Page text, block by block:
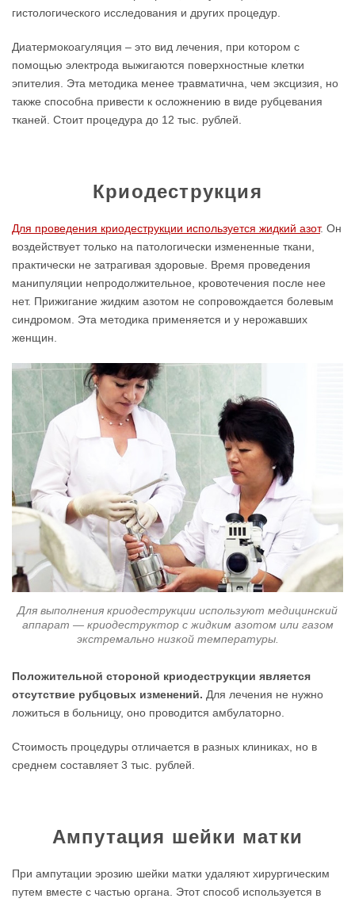
гистологического исследования и других процедур.
Диатермокоагуляция – это вид лечения, при котором с
помощью электрода выжигаются поверхностные клетки
эпителия. Эта методика менее травматична, чем эксцизия, но
также способна привести к осложнению в виде рубцевания
тканей. Стоит процедура до 12 тыс. рублей.
Криодеструкция
Для проведения криодеструкции используется жидкий азот. Он
воздействует только на патологически измененные ткани,
практически не затрагивая здоровые. Время проведения
манипуляции непродолжительное, кровотечения после нее
нет. Прижигание жидким азотом не сопровождается болевым
синдромом. Эта методика применяется и у нерожавших
женщин.
Для выполнения криодеструкции используют медицинский
аппарат — криодеструктор с жидким азотом или газом
экстремально низкой температуры.
Положительной стороной криодеструкции является
отсутствие рубцовых изменений. Для лечения не нужно
ложиться в больницу, оно проводится амбулаторно.
Стоимость процедуры отличается в разных клиниках, но в
среднем составляет 3 тыс. рублей.
Ампутация шейки матки
При ампутации эрозию шейки матки удаляют хирургическим
путем вместе с частью органа. Этот способ используется в